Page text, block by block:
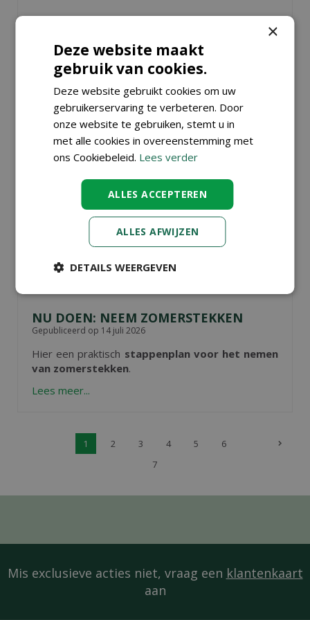
Vooruitzien is regeren. Neem nu alvast
maatregelen om ervoor te zorgen dat je tuin
vakantieproof is.
Lees meer...
NU DOEN: NEEM ZOMERSTEKKEN
Gepubliceerd op 14 juli 2026
Hier een praktisch stappenplan voor het nemen
van zomerstekken.
Lees meer...
1 2 3 4 5
6
7
Mis exclusieve acties niet, vraag een klantenkaart
aan
×
Deze website maakt
gebruik van cookies.
Deze website gebruikt cookies om uw
gebruikerservaring te verbeteren. Door
onze website te gebruiken, stemt u in
met alle cookies in overeenstemming met
ons Cookiebeleid. Lees verder
ALLES ACCEPTEREN
ALLES AFWIJZEN
DETAILS WEERGEVEN